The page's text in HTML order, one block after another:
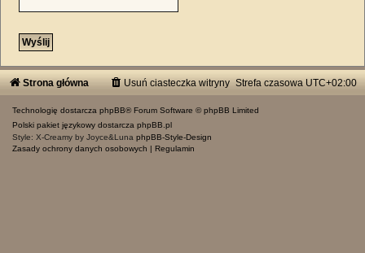
Strona główna Strefa czasowa UTC+02:00
Usuń ciasteczka witryny
Technologię dostarcza phpBB® Forum Software © phpBB Limited
Polski pakiet językowy dostarcza phpBB.pl
Style: X-Creamy by Joyce&Luna phpBB-Style-Design
Zasady ochrony danych osobowych
Regulamin